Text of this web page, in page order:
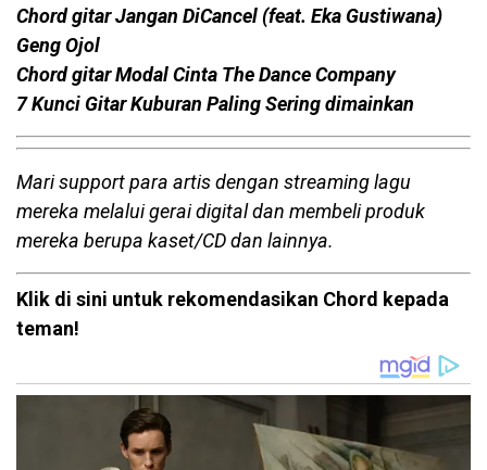
Chord gitar Jangan DiCancel (feat. Eka Gustiwana)
Geng Ojol
Chord gitar Modal Cinta The Dance Company
7 Kunci Gitar Kuburan Paling Sering dimainkan
Mari support para artis dengan streaming lagu
mereka melalui gerai digital dan membeli produk
mereka berupa kaset/CD dan lainnya.
Klik di sini untuk rekomendasikan Chord kepada
teman!